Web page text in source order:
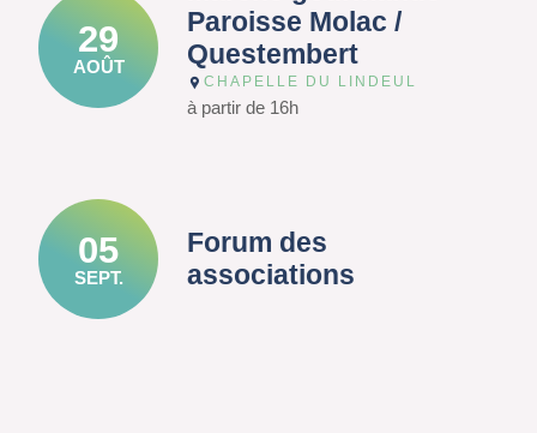
29
AOÛT
Paroisse Molac /
Questembert
CHAPELLE DU LINDEUL
à partir de 16h
05
SEPT.
Forum des
associations